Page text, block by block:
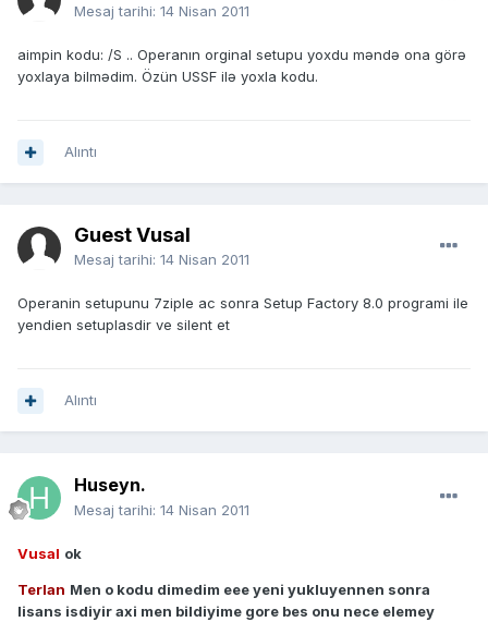
Mesaj tarihi: 14 Nisan 2011
aimpin kodu: /S .. Operanın orginal setupu yoxdu məndə ona görə
yoxlaya bilmədim. Özün USSF ilə yoxla kodu.
Alıntı
Guest Vusal
Mesaj tarihi: 14 Nisan 2011
Operanin setupunu 7ziple ac sonra Setup Factory 8.0 programi ile
yendien setuplasdir ve silent et
Alıntı
Huseyn.
Mesaj tarihi: 14 Nisan 2011
Vusal ok
Terlan Men o kodu dimedim eee yeni yukluyennen sonra
lisans isdiyir axi men bildiyime gore bes onu nece elemey